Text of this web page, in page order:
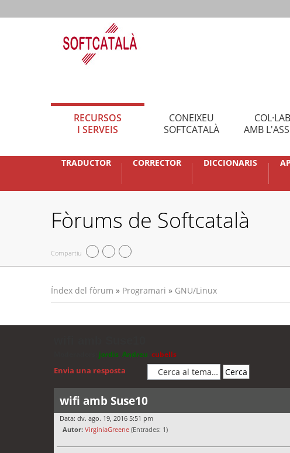
RECURSOS
I SERVEIS
CONEIXEU
SOFTCATALÀ
AMB
TRADUCTOR CORRECTOR DICCIONARIS
Fòrums de Softcatalà
Compartiu
Índex del fòrum » Programari » GNU/Linux
jordis Andreu cubells
Envia una resposta
wifi amb Suse10
Data: dv. ago. 19, 2016 5:51 pm
Autor: VirginiaGreene (Entrades: 1)